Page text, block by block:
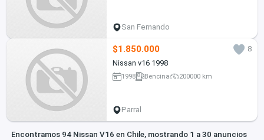
San Fernando
$1.850.000
8
Nissan v16 1998
1998 Bencina 200000 km
Parral
Encontramos 94 Nissan V16 en Chile, mostrando 1 a 30 anuncios